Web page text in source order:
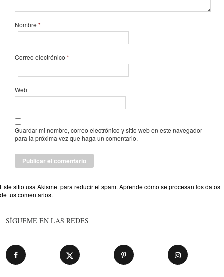
Nombre *
Correo electrónico *
Web
Guardar mi nombre, correo electrónico y sitio web en este navegador
para la próxima vez que haga un comentario.
Este sitio usa Akismet para reducir el spam. Aprende cómo se procesan los datos
de tus comentarios.
SÍGUEME EN LAS REDES